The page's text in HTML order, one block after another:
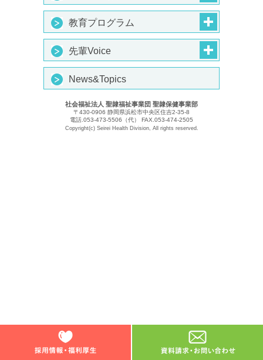
教育プログラム
先輩Voice
News&Topics
社会福祉法人 聖隷福祉事業団 聖隷保健事業部
〒430-0906 静岡県浜松市中央区住吉2-35-8
電話.053-473-5506（代）
FAX.053-474-2505
Copyright(c) Seirei Health Division, All rights reserved.